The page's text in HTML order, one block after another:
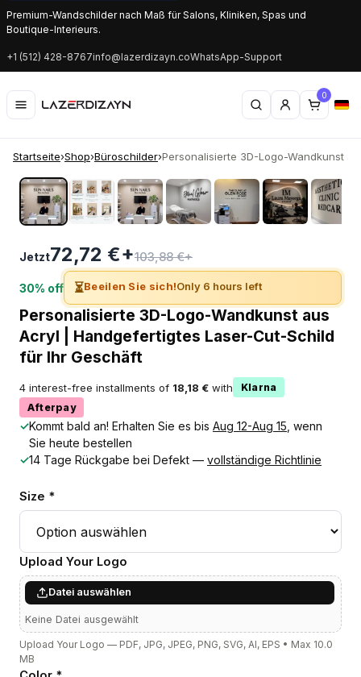
Premium-Wandschilder nach Maß für Salons, Kliniken, Spas und
Boutique-Interieurs.
+1 (512) 428-8767info@lazerdizayn.coWhatsApp-Support
0
Startseite›Shop›Büroschilder›Personalisierte 3D-Logo-Wandkunst
‹ ›
Jetzt72,72 €+103,88 €+
30% off ⏳Beeilen Sie sich!Only 6 hours left
Personalisierte 3D-Logo-Wandkunst aus
Acryl | Handgefertigtes Laser-Cut-Schild
für Ihr Geschäft
4 interest-free installments of 18,18 € with
Klarna
Afterpay
✓Kommt bald an! Erhalten Sie es bis Aug 12-Aug 15 , wenn
Sie heute bestellen
✓14 Tage Rückgabe bei Defekt — vollständige Richtlinie
Size *
Upload Your Logo
Datei auswählen
Keine Datei ausgewählt
Upload Your Logo — PDF, JPG, JPEG, PNG, SVG, AI, EPS • Max 10.0
MB